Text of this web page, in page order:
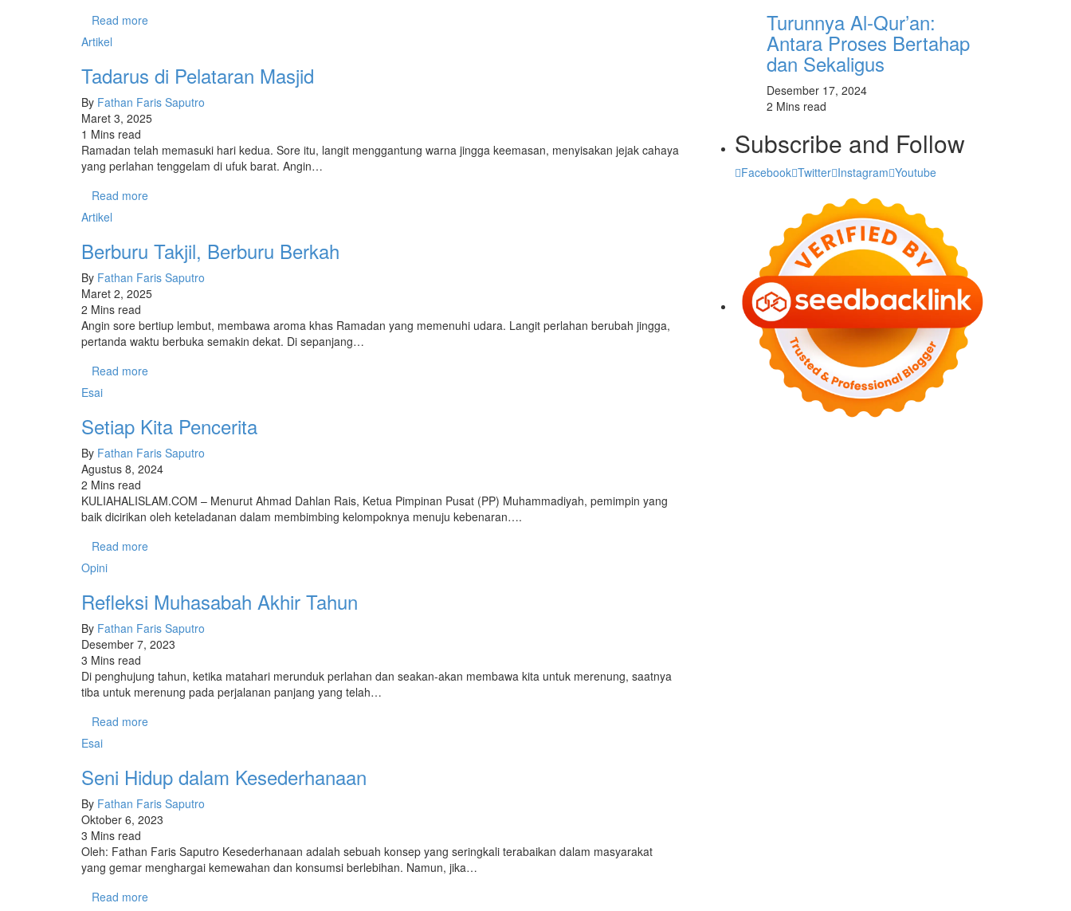
Read more
Artikel
Tadarus di Pelataran Masjid
By Fathan Faris Saputro
Maret 3, 2025
1 Mins read
Ramadan telah memasuki hari kedua. Sore itu, langit menggantung warna jingga keemasan, menyisakan jejak cahaya
yang perlahan tenggelam di ufuk barat. Angin…
Read more
Artikel
Berburu Takjil, Berburu Berkah
By Fathan Faris Saputro
Maret 2, 2025
2 Mins read
Angin sore bertiup lembut, membawa aroma khas Ramadan yang memenuhi udara. Langit perlahan berubah jingga,
pertanda waktu berbuka semakin dekat. Di sepanjang…
Read more
Esai
Setiap Kita Pencerita
By Fathan Faris Saputro
Agustus 8, 2024
2 Mins read
KULIAHALISLAM.COM – Menurut Ahmad Dahlan Rais, Ketua Pimpinan Pusat (PP) Muhammadiyah, pemimpin yang
baik dicirikan oleh keteladanan dalam membimbing kelompoknya menuju kebenaran….
Read more
Opini
Refleksi Muhasabah Akhir Tahun
By Fathan Faris Saputro
Desember 7, 2023
3 Mins read
Di penghujung tahun, ketika matahari merunduk perlahan dan seakan-akan membawa kita untuk merenung, saatnya
tiba untuk merenung pada perjalanan panjang yang telah…
Read more
Esai
Seni Hidup dalam Kesederhanaan
By Fathan Faris Saputro
Oktober 6, 2023
3 Mins read
Oleh: Fathan Faris Saputro Kesederhanaan adalah sebuah konsep yang seringkali terabaikan dalam masyarakat
yang gemar menghargai kemewahan dan konsumsi berlebihan. Namun, jika…
Read more
Turunnya Al-Qur’an:
Antara Proses Bertahap
dan Sekaligus
Desember 17, 2024
2 Mins read
Subscribe and Follow
Facebook Twitter Instagram Youtube